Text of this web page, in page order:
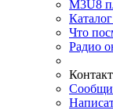
M3U8
Что
Радио